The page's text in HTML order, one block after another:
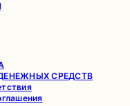
СРЕДСТВ